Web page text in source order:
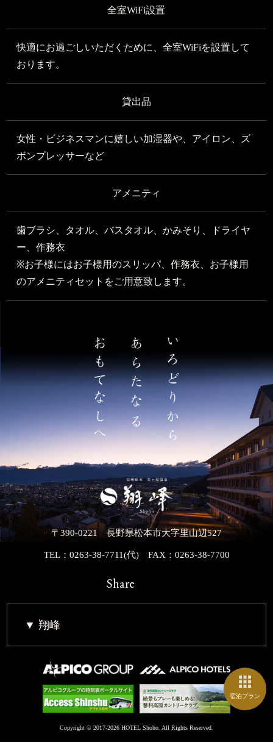
宿泊プラン
全室WiFi設置
快適にお過ごしいただくために、全室WiFiを設置して
おります。
貸出品
女性・ビジネスマンに嬉しい加湿器や、アイロン、ズ
ボンプレッサーなど
アメニティ
歯ブラシ、タオル、バスタオル、かみそり、ドライヤ
ー、作務衣
※お子様にはお子様用のスリッパ、作務衣、お子様用
のアメニティセットをご用意致します。
〒390-0221 長野県松本市大字里山辺527
TEL：0263-38-7711(代)FAX：0263-38-7700
Share
翔峰
Copyright © 2017-2026 HOTEL Shoho. All Rights Reserved.